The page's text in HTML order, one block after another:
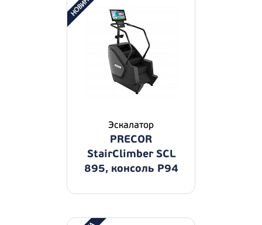
Эскалатор
PRECOR
StairClimber SCL
895, консоль P94